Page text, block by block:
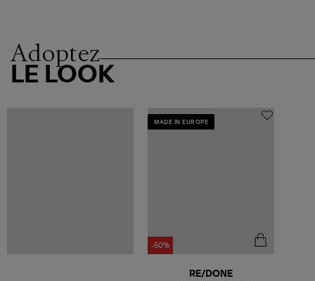
Adoptez
LE LOOK
MADE IN EUROPE
-50%
RE/DONE